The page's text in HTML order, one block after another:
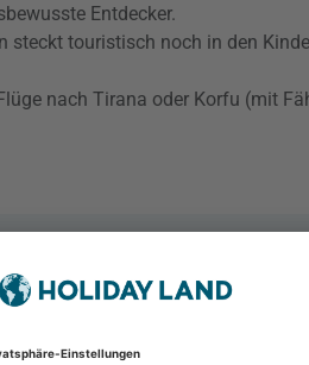
Entdecker.
steckt touristisch noch in den
nach Tirana oder Korfu (mit